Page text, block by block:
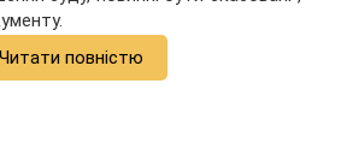
Читати повністю